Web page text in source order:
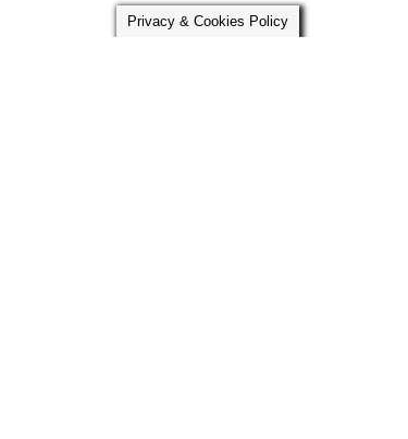
Privacy & Cookies Policy